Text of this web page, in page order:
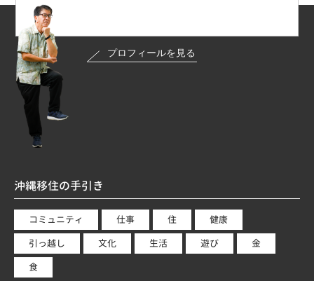
沖縄移住の手引き
コミュニティ 仕事 住
健康
引っ越し
文化 生活 遊び
金
食